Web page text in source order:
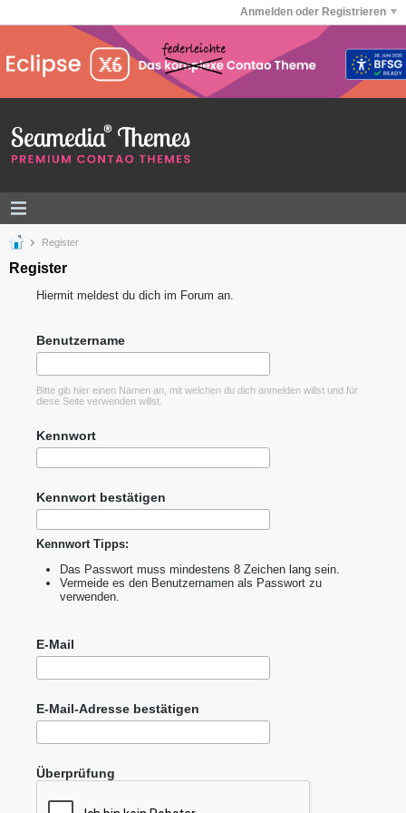
Anmelden oder Registrieren
Register
Register
Hiermit meldest du dich im Forum an.
Benutzername
Bitte gib hier einen Namen an, mit welchen du dich anmelden willst und für
diese Seite verwenden willst.
Kennwort
Kennwort bestätigen
Kennwort Tipps:
Das Passwort muss mindestens 8 Zeichen lang sein.
Vermeide es den Benutzernamen als Passwort zu
verwenden.
E-Mail
E-Mail-Adresse bestätigen
Überprüfung